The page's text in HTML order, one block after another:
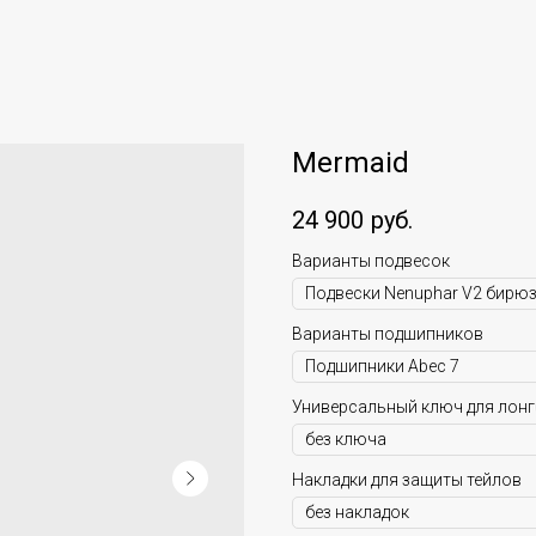
Mermaid
24 900 руб.
Варианты подвесок
Варианты подшипников
Универсальный ключ для
Накладки для защиты тейлов